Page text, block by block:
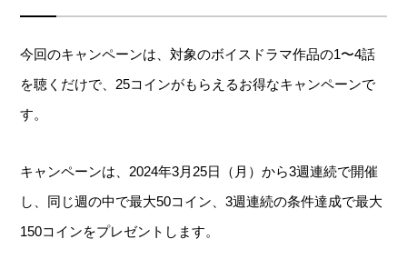
今回のキャンペーンは、対象のボイスドラマ作品の1〜4話
を聴くだけで、25コインがもらえるお得なキャンペーンで
す。
キャンペーンは、2024年3月25日（月）から3週連続で開催
し、同じ週の中で最大50コイン、3週連続の条件達成で最大
150コインをプレゼントします。